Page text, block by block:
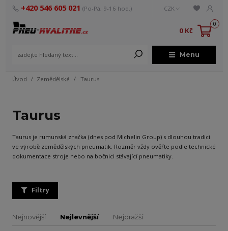
Menu
CZK
+420 546 605 021 (Po-Pá, 9-16 hod.)
0
0 Kč
Úvod Zemědělské Taurus
Taurus
Taurus je rumunská značka (dnes pod Michelin Group) s dlouhou tradicí
ve výrobě zemědělských pneumatik. Rozměr vždy ověřte podle technické
dokumentace stroje nebo na bočnici stávající pneumatiky.
Filtry
Nejnovější Nejlevnější Nejdražší